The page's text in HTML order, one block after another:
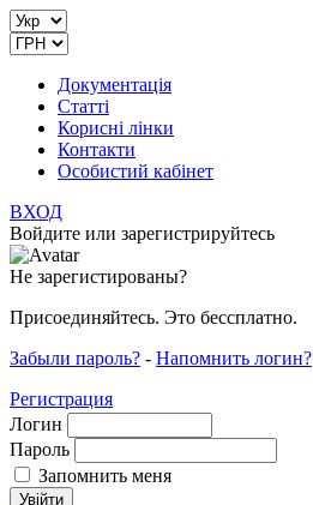
Документація
Статті
Корисні лінки
Контакти
Особистий кабінет
ВХОД
Войдите или зарегистрируйтесь
Не зарегистированы?
Присоединяйтесь. Это бессплатно.
Забыли пароль? - Напомнить логин?
Регистрация
Логин
Пароль
Запомнить меня